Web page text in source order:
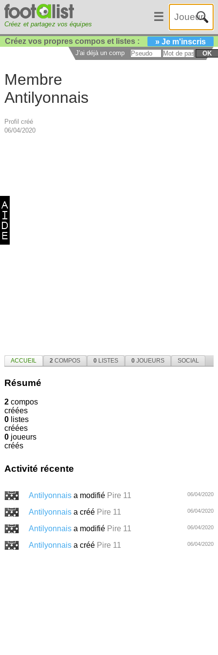
Créez et partagez vos équipes
☰
Créez vos propres compos et listes : » Je m'inscris
J'ai déjà un compte : OK
Membre
Antilyonnais
Profil créé
06/04/2020
ACCUEIL 2COMPOS 0LISTES 0JOUEURS SOCIAL
Résumé
2compos
créées
0listes
créées
0joueurs
créés
Activité récente
Antilyonnais a modifié Pire 11 06/04/2020
Antilyonnais a créé Pire 11 06/04/2020
Antilyonnais a modifié Pire 11 06/04/2020
Antilyonnais a créé Pire 11 06/04/2020